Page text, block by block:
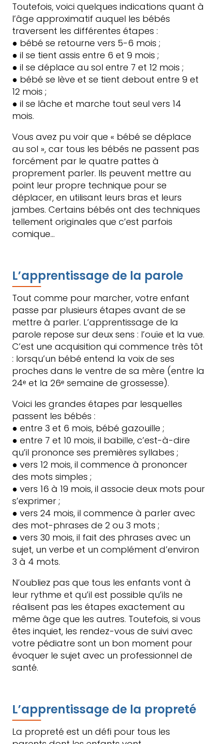
Toutefois, voici quelques indications quant à
l’âge approximatif auquel les bébés
traversent les différentes étapes :
● bébé se retourne vers 5-6 mois ;
● il se tient assis entre 6 et 9 mois ;
● il se déplace au sol entre 7 et 12 mois ;
● bébé se lève et se tient debout entre 9 et
12 mois ;
● il se lâche et marche tout seul vers 14
mois.
Vous avez pu voir que « bébé se déplace
au sol », car tous les bébés ne passent pas
forcément par le quatre pattes à
proprement parler. Ils peuvent mettre au
point leur propre technique pour se
déplacer, en utilisant leurs bras et leurs
jambes. Certains bébés ont des techniques
tellement originales que c’est parfois
comique…
L’apprentissage de la parole
Tout comme pour marcher, votre enfant
passe par plusieurs étapes avant de se
mettre à parler. L’apprentissage de la
parole repose sur deux sens : l’ouïe et la vue.
C’est une acquisition qui commence très tôt
: lorsqu’un bébé entend la voix de ses
proches dans le ventre de sa mère (entre la
24ᵉ et la 26ᵉ semaine de grossesse).
Voici les grandes étapes par lesquelles
passent les bébés :
● entre 3 et 6 mois, bébé gazouille ;
● entre 7 et 10 mois, il babille, c’est-à-dire
qu’il prononce ses premières syllabes ;
● vers 12 mois, il commence à prononcer
des mots simples ;
● vers 16 à 19 mois, il associe deux mots pour
s’exprimer ;
● vers 24 mois, il commence à parler avec
des mot-phrases de 2 ou 3 mots ;
● vers 30 mois, il fait des phrases avec un
sujet, un verbe et un complément d’environ
3 à 4 mots.
N’oubliez pas que tous les enfants vont à
leur rythme et qu’il est possible qu’ils ne
réalisent pas les étapes exactement au
même âge que les autres. Toutefois, si vous
êtes inquiet, les rendez-vous de suivi avec
votre pédiatre sont un bon moment pour
évoquer le sujet avec un professionnel de
santé.
L’apprentissage de la propreté
La propreté est un défi pour tous les